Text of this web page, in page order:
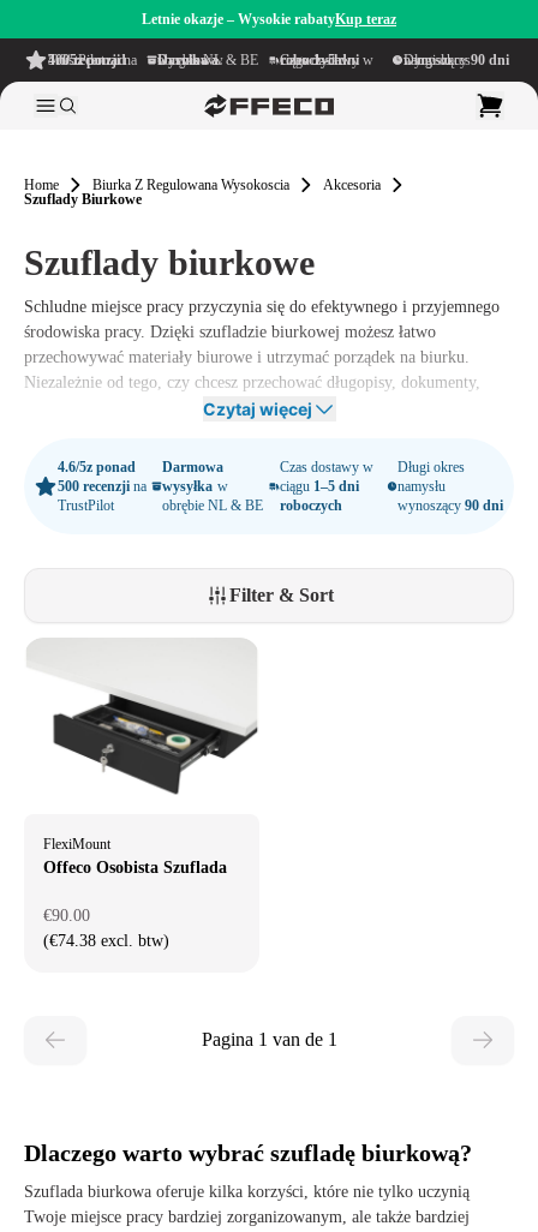
Letnie okazje – Wysokie rabatyKup teraz
4.6/5
z ponad 500 recenzji
na TrustPilot Darmowa wysyłka
w obrębie NL & BE Czas dostawy w ciągu
1–5 dni roboczych Długi okres namysłu wynoszący90 dni
Home Biurka Z Regulowana Wysokoscia
Akcesoria
Szuflady Biurkowe
Szuflady biurkowe
Schludne miejsce pracy przyczynia się do efektywnego i przyjemnego
środowiska pracy. Dzięki szufladzie biurkowej możesz łatwo
przechowywać materiały biurowe i utrzymać porządek na biurku.
Niezależnie od tego, czy chcesz przechować długopisy, dokumenty,
notatniki czy inne akcesoria, szuflada biurkowa pomoże Ci utrzymać
Czytaj więcej
4.6/5z ponad
500 recenzji na
TrustPilot
Darmowa
wysyłka w
obrębie NL & BE
Czas dostawy w
ciągu 1–5 dni
roboczych
Długi okres
namysłu
wynoszący90 dni
Filter & Sort
FlexiMount
Offeco Osobista Szuflada
€90.00
(€74.38 excl. btw)
Pagina 1 van de 1
Dlaczego warto wybrać szufladę biurkową?
Szuflada biurkowa oferuje kilka korzyści, które nie tylko uczynią
Twoje miejsce pracy bardziej zorganizowanym, ale także bardziej